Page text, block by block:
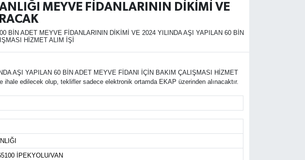
MEYVE FİDANLARININ DİKİMİ VE
BİN ADET MEYVE FİDANLARININ DİKİMİ VE 2024 YILINDA AŞI YAPILAN 60 BİN
HİZMET ALIM İŞİ
AŞI YAPILAN 60 BİN ADET MEYVE FİDANI İÇİN BAKIM ÇALIŞMASI HİZMET
edilecek olup, teklifler sadece elektronik ortamda EKAP üzerinden alınacaktır.
İPEKYOLU/VAN